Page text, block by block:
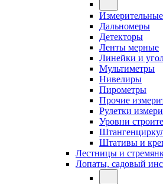
Дальномеры
Детекторы
Ленты мерные
Линейки и
Мультиметры
Нивелиры
Пирометры
Прочие
Рулетки
Уровни
Штативы и
Лестницы и
Лопаты, садовый